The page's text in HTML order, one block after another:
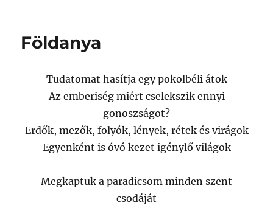
Földanya
Tudatomat hasítja egy pokolbéli átok
Az emberiség miért cselekszik ennyi
gonoszságot?
Erdők, mezők, folyók, lények, rétek és virágok
Egyenként is óvó kezet igénylő világok
Megkaptuk a paradicsom minden szent
csodáját